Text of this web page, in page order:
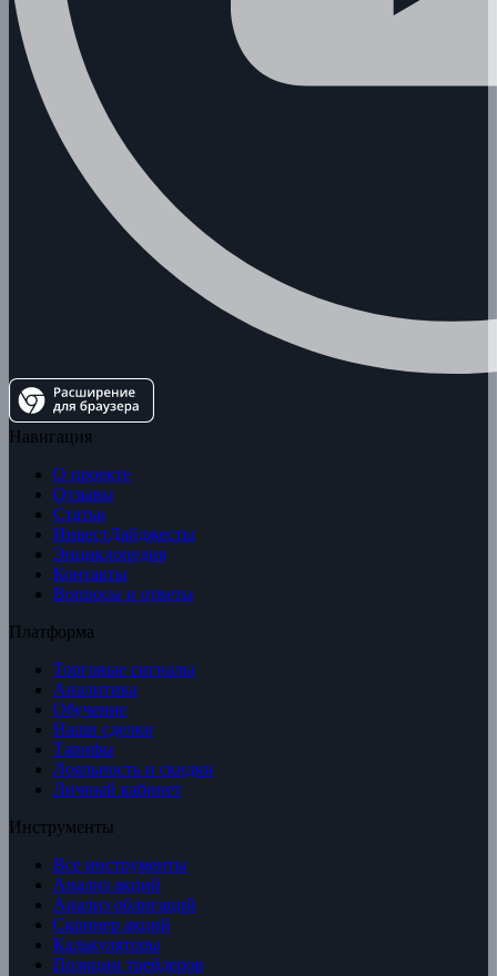
Навигация
О проекте
Отзывы
Статьи
ИнвестДайджесты
Энциклопедия
Контакты
Вопросы и ответы
Платформа
Торговые сигналы
Аналитика
Обучение
Наши сделки
Тарифы
Лояльность и скидки
Личный кабинет
Инструменты
Все инструменты
Анализ акций
Анализ облигаций
Скринер акций
Калькуляторы
Позиции трейдеров